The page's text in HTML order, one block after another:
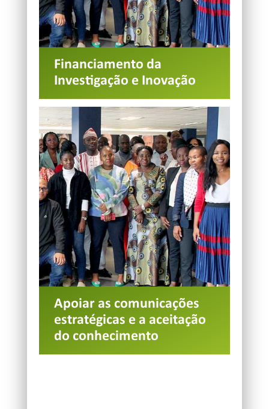
Financiamento da
Investigação e Inovação
Apoiar as comunicações
estratégicas e a aceitação
do conhecimento